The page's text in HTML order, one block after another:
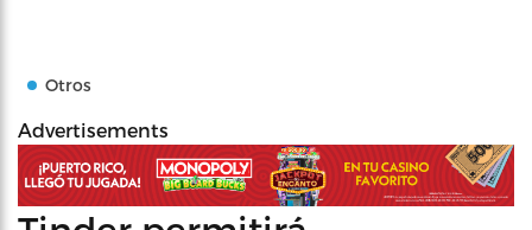
Otros
Advertisements